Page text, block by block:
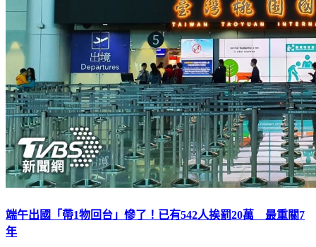
端午出國「帶1物回台」慘了！已有542人挨罰20萬 最重關7
年